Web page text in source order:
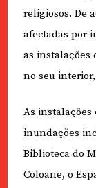
religiosos. De
afectadas por
as instalações
no seu
As instalações
inundações
Biblioteca do
Coloane, o